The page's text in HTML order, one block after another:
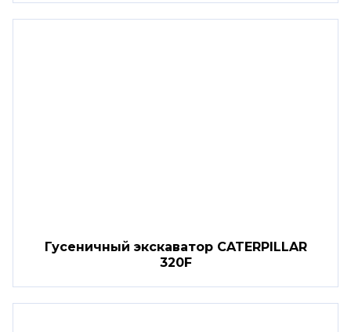
Гусеничный экскаватор CATERPILLAR
320F